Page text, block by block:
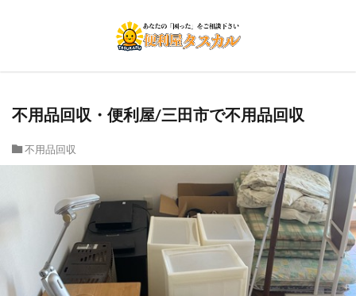
不用品回収・便利屋/三田市で不用品回収
不用品回収